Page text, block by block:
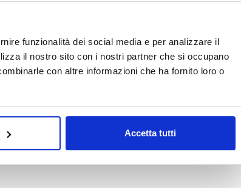
funzionalità dei social media e per analizzare il
il nostro sito con i nostri partner che si occupano
con altre informazioni che ha fornito loro o
Accetta tutti